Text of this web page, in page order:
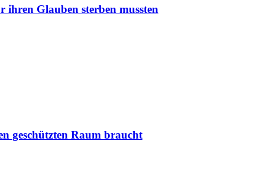
Glauben sterben mussten
geschützten Raum braucht